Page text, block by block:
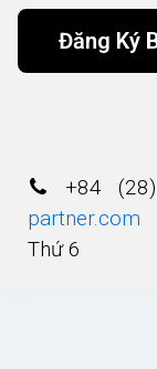
+84
partner.com
Thứ 6